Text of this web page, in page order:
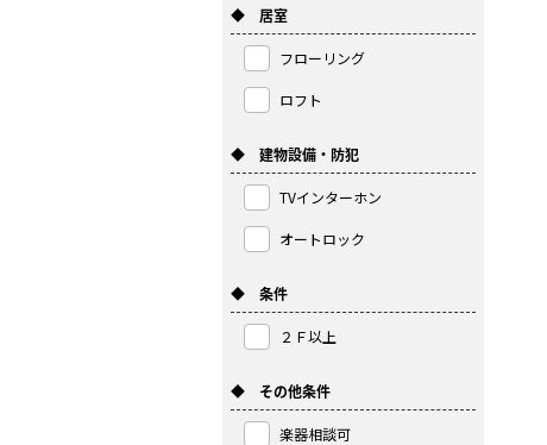
◆ 居室
フローリング
ロフト
◆ 建物設備・防犯
TVインターホン
オートロック
◆ 条件
２Ｆ以上
◆ その他条件
楽器相談可